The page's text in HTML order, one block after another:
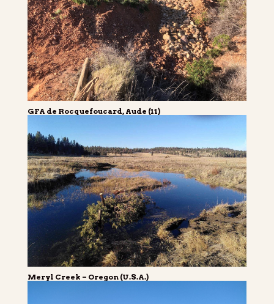
GFA de Rocquefoucard, Aude (11)
Meryl Creek – Oregon (U.S.A.)